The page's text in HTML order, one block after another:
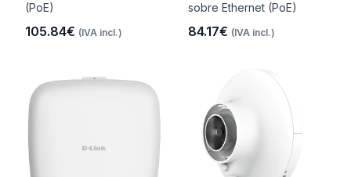
(PoE)
105.84€ (IVA incl.)
sobre Ethernet (PoE)
84.17€ (IVA incl.)